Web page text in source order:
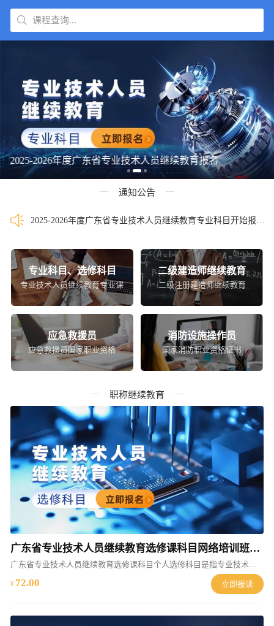
课程查询...
2025-2026年度广东省专业技术人员继续教育报名
通知公告
2025-2026年度广东省专业技术人员继续教育专业科目开始报名啦！
专业科目、选修科目
专业技术人员继续教育专业课
二级建造师继续教育
二级注册建造师继续教育
应急救援员
应急救援员国家职业资格
消防设施操作员
国家消防职业资格证书
职称继续教育
广东省专业技术人员继续教育选修课科目网络培训班（适合所有年度）
广东省专业技术人员继续教育选修课科目个人选修科目是指专业技术人员完成所在岗位工作
72.00 立即报读